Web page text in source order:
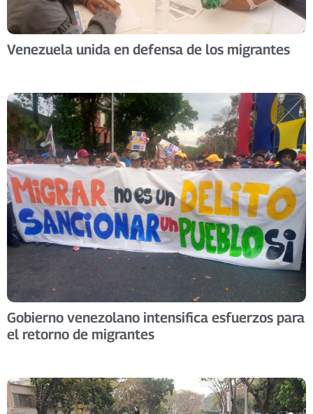
Venezuela unida en defensa de los migrantes
Gobierno venezolano intensifica esfuerzos para
el retorno de migrantes